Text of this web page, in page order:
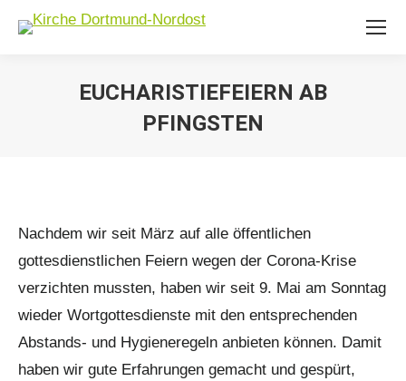
EUCHARISTIEFEIERN AB
PFINGSTEN
Nachdem wir seit März auf alle öffentlichen
gottesdienstlichen Feiern wegen der Corona-Krise
verzichten mussten, haben wir seit 9. Mai am Sonntag
wieder Wortgottesdienste mit den entsprechenden
Abstands- und Hygieneregeln anbieten können. Damit
haben wir gute Erfahrungen gemacht und gespürt,